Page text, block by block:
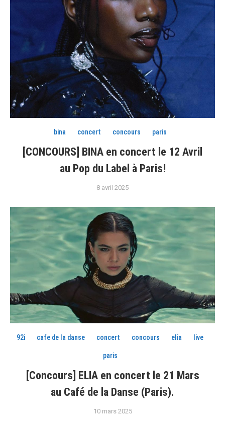
bina concert concours paris
[CONCOURS] BINA en concert le 12 Avril
au Pop du Label à Paris!
8 avril 2025
92i cafe de la danse concert concours elia live
paris
[Concours] ELIA en concert le 21 Mars
au Café de la Danse (Paris).
10 mars 2025